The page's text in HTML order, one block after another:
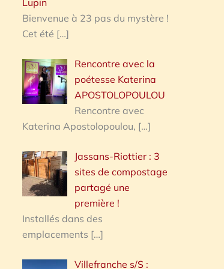
Bienvenue à 23 pas du mystère !
Cet été […]
Rencontre avec la
poétesse Katerina
APOSTOLOPOULOU
Rencontre avec
Katerina Apostolopoulou, […]
Jassans-Riottier : 3
sites de compostage
partagé une
première !
Installés dans des
emplacements […]
Villefranche s/S :